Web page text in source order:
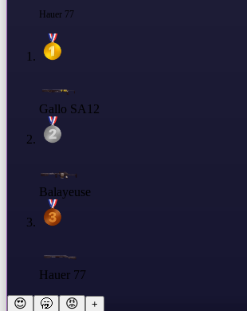
Hauer 77
Gallo SA12
Balayeuse
Hauer 77
😍 🥱 😡 +